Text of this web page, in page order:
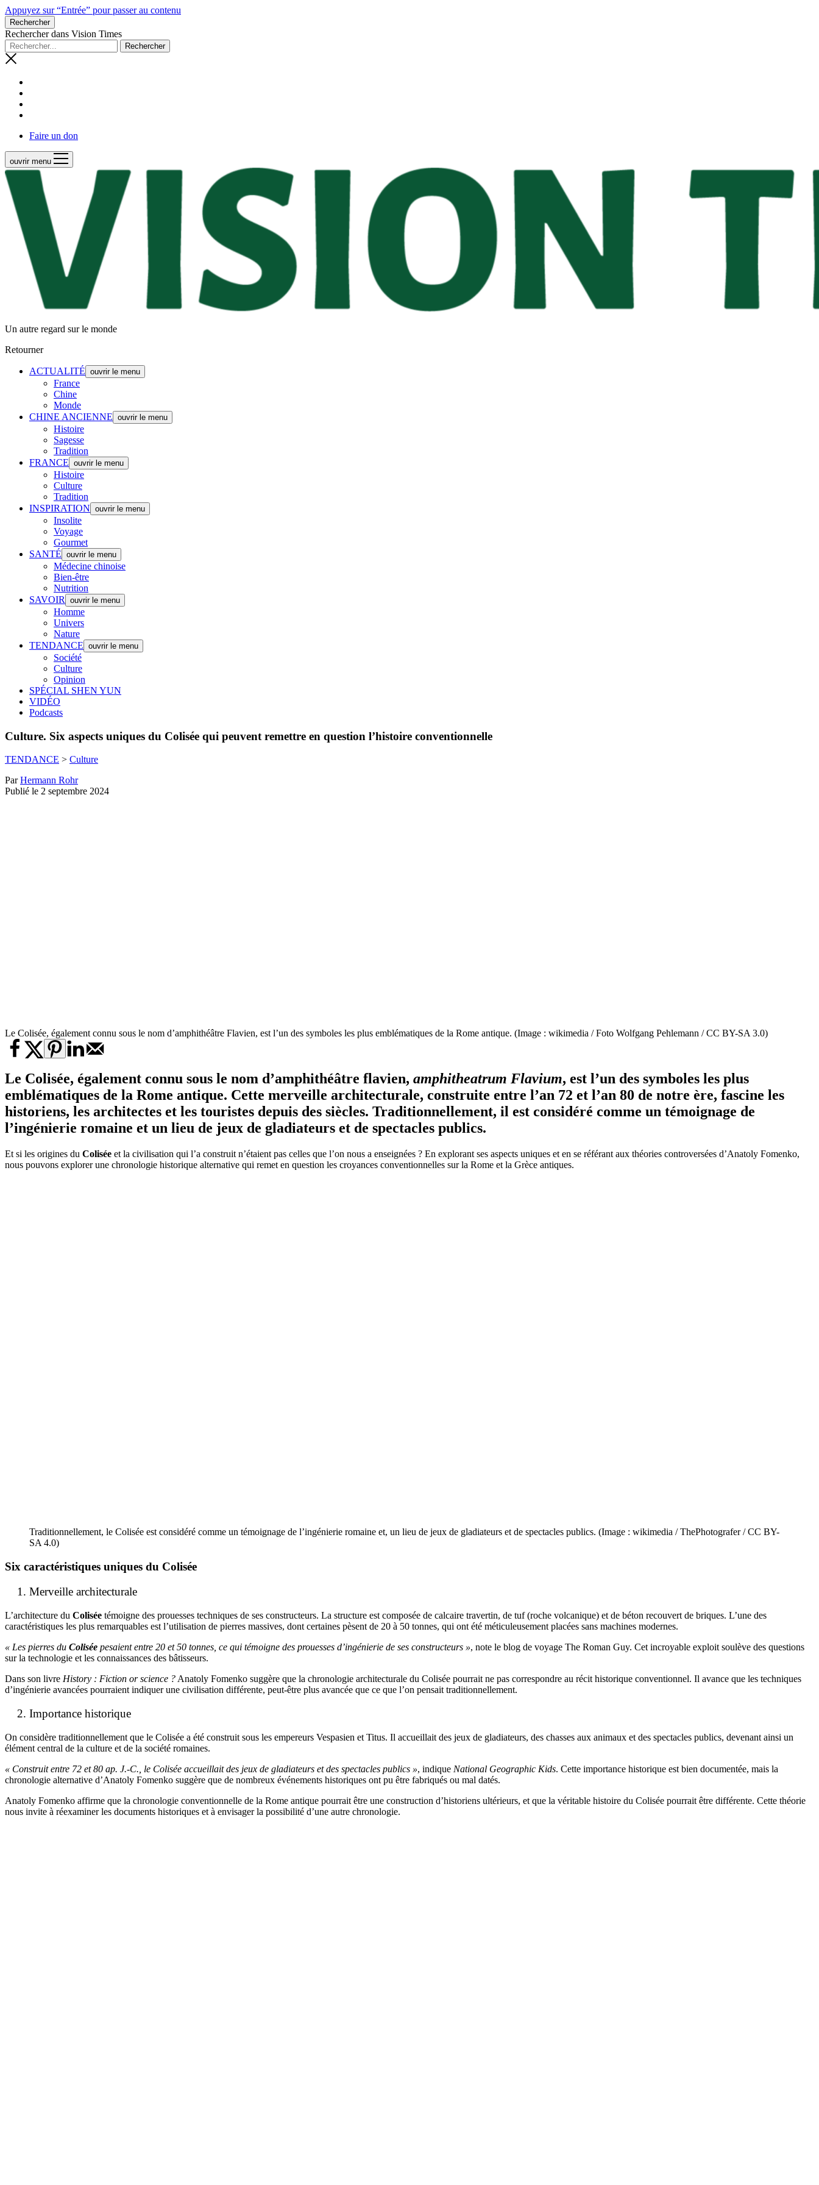
Appuyez sur “Entrée” pour passer au contenu
Rechercher
Rechercher dans Vision Times
Faire un don
ouvrir menu
Un autre regard sur le monde
Retourner
ACTUALITÉ ouvrir le menu
France
Chine
Monde
CHINE ANCIENNE ouvrir le menu
Histoire
Sagesse
Tradition
FRANCE ouvrir le menu
Histoire
Culture
Tradition
INSPIRATION ouvrir le menu
Insolite
Voyage
Gourmet
SANTÉ ouvrir le menu
Médecine chinoise
Bien-être
Nutrition
SAVOIR
ouvrir le menu
Homme
Univers
Nature
TENDANCE ouvrir le menu
Société
Culture
Opinion
SPÉCIAL SHEN YUN
VIDÉO
Podcasts
Culture. Six aspects uniques du Colisée qui peuvent remettre en question l’histoire conventionnelle
TENDANCE > Culture
ParHermann Rohr
Publié le 2 septembre 2024
Le Colisée, également connu sous le nom d’amphithéâtre Flavien, est l’un des symboles les plus emblématiques de la Rome antique. (Image : wikimedia / Foto Wolfgang Pehlemann / CC BY-SA 3.0)
Le Colisée, également connu sous le nom d’amphithéâtre flavien, amphitheatrum Flavium, est l’un des symboles les plus
emblématiques de la Rome antique. Cette merveille architecturale, construite entre l’an 72 et l’an 80 de notre ère, fascine les
historiens, les architectes et les touristes depuis des siècles. Traditionnellement, il est considéré comme un témoignage de
l’ingénierie romaine et un lieu de jeux de gladiateurs et de spectacles publics.
Et si les origines du Colisée et la civilisation qui l’a construit n’étaient pas celles que l’on nous a enseignées ? En explorant ses aspects uniques et en se référant aux théories controversées d’Anatoly Fomenko,
nous pouvons explorer une chronologie historique alternative qui remet en question les croyances conventionnelles sur la Rome et la Grèce antiques.
Traditionnellement, le Colisée est considéré comme un témoignage de l’ingénierie romaine et, un lieu de jeux de gladiateurs et de spectacles publics. (Image : wikimedia / ThePhotografer / CC BY-
SA 4.0)
Six caractéristiques uniques du Colisée
Merveille architecturale
L’architecture du Colisée témoigne des prouesses techniques de ses constructeurs. La structure est composée de calcaire travertin, de tuf (roche volcanique) et de béton recouvert de briques. L’une des
caractéristiques les plus remarquables est l’utilisation de pierres massives, dont certaines pèsent de 20 à 50 tonnes, qui ont été méticuleusement placées sans machines modernes.
« Les pierres du Colisée pesaient entre 20 et 50 tonnes, ce qui témoigne des prouesses d’ingénierie de ses constructeurs », note le blog de voyage The Roman Guy. Cet incroyable exploit soulève des questions
sur la technologie et les connaissances des bâtisseurs.
Dans son livre History : Fiction or science ? Anatoly Fomenko suggère que la chronologie architecturale du Colisée pourrait ne pas correspondre au récit historique conventionnel. Il avance que les techniques
d’ingénierie avancées pourraient indiquer une civilisation différente, peut-être plus avancée que ce que l’on pensait traditionnellement.
Importance historique
On considère traditionnellement que le Colisée a été construit sous les empereurs Vespasien et Titus. Il accueillait des jeux de gladiateurs, des chasses aux animaux et des spectacles publics, devenant ainsi un
élément central de la culture et de la société romaines.
« Construit entre 72 et 80 ap. J.-C., le Colisée accueillait des jeux de gladiateurs et des spectacles publics », indique National Geographic Kids. Cette importance historique est bien documentée, mais la
chronologie alternative d’Anatoly Fomenko suggère que de nombreux événements historiques ont pu être fabriqués ou mal datés.
Anatoly Fomenko affirme que la chronologie conventionnelle de la Rome antique pourrait être une construction d’historiens ultérieurs, et que la véritable histoire du Colisée pourrait être différente. Cette théorie
nous invite à réexaminer les documents historiques et à envisager la possibilité d’une autre chronologie.